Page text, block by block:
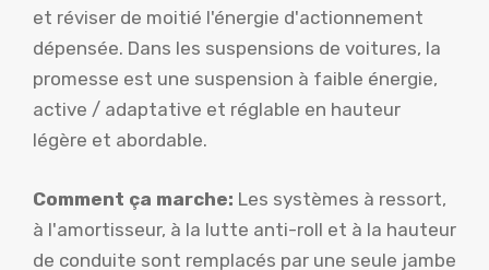
et réviser de moitié l'énergie d'actionnement
dépensée. Dans les suspensions de voitures, la
promesse est une suspension à faible énergie,
active / adaptative et réglable en hauteur
légère et abordable.
Comment ça marche: Les systèmes à ressort,
à l'amortisseur, à la lutte anti-roll et à la hauteur
de conduite sont remplacés par une seule jambe